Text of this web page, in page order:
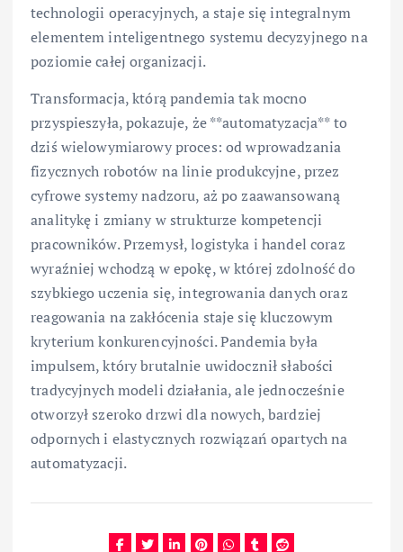
technologii operacyjnych, a staje się integralnym
elementem inteligentnego systemu decyzyjnego na
poziomie całej organizacji.
Transformacja, którą pandemia tak mocno
przyspieszyła, pokazuje, że **automatyzacja** to
dziś wielowymiarowy proces: od wprowadzania
fizycznych robotów na linie produkcyjne, przez
cyfrowe systemy nadzoru, aż po zaawansowaną
analitykę i zmiany w strukturze kompetencji
pracowników. Przemysł, logistyka i handel coraz
wyraźniej wchodzą w epokę, w której zdolność do
szybkiego uczenia się, integrowania danych oraz
reagowania na zakłócenia staje się kluczowym
kryterium konkurencyjności. Pandemia była
impulsem, który brutalnie uwidocznił słabości
tradycyjnych modeli działania, ale jednocześnie
otworzył szeroko drzwi dla nowych, bardziej
odpornych i elastycznych rozwiązań opartych na
automatyzacji.